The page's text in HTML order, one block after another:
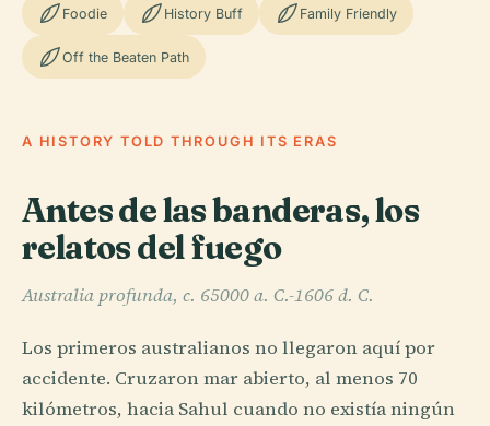
Foodie History Buff Family Friendly
Off the Beaten Path
A HISTORY TOLD THROUGH ITS ERAS
Antes de las banderas, los
relatos del fuego
Australia profunda, c. 65000 a. C.-1606 d. C.
Los primeros australianos no llegaron aquí por
accidente. Cruzaron mar abierto, al menos 70
kilómetros, hacia Sahul cuando no existía ningún